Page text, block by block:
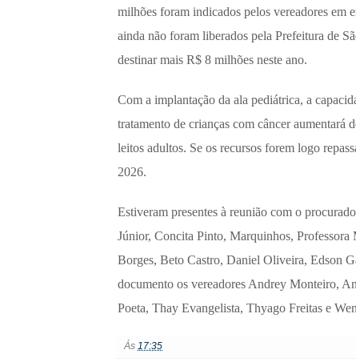
milhões foram indicados pelos vereadores em
ainda não foram liberados pela Prefeitura de
destinar mais R$ 8 milhões neste ano.
Com a implantação da ala pediátrica, a
tratamento de crianças com câncer aumentará
leitos adultos. Se os recursos forem logo
2026.
Estiveram presentes à reunião com o
Júnior, Concita Pinto, Marquinhos,
Borges, Beto Castro, Daniel Oliveira, Edson
documento os vereadores Andrey Monteiro,
Poeta, Thay Evangelista, Thyago Freitas e
Ás 17:35